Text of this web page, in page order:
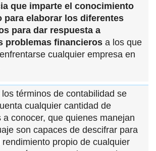
que imparte el conocimiento
para elaborar los diferentes
para dar respuesta a
problemas financieros a los que
cualquier empresa en
términos de contabilidad se
cualquier cantidad de
a conocer, que quienes manejan
son capaces de descifrar para
propio de cualquier